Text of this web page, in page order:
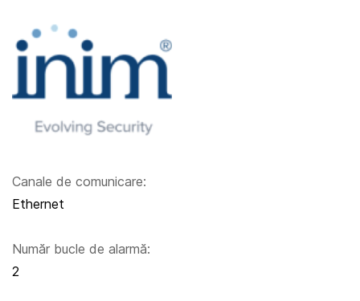
Canale de comunicare:
Ethernet
Număr bucle de alarmă:
2